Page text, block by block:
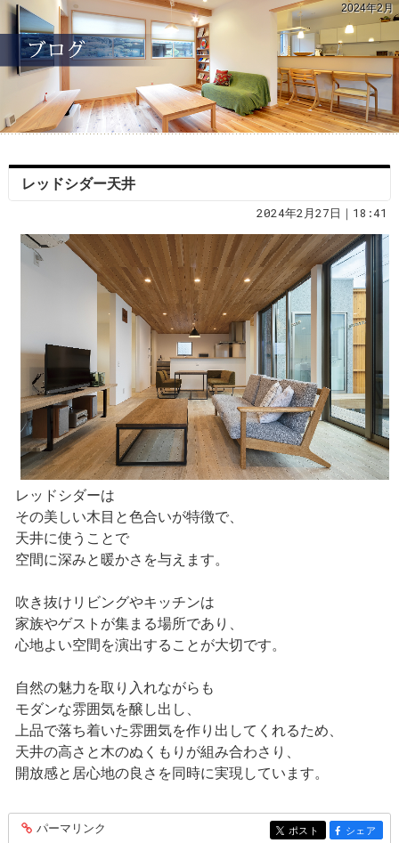
2024年2月
レッドシダー天井
2024年2月27日｜18:41
レッドシダーは
その美しい木目と色合いが特徴で、
天井に使うことで
空間に深みと暖かさを与えます。
吹き抜けリビングやキッチンは
家族やゲストが集まる場所であり、
心地よい空間を演出することが大切です。
自然の魅力を取り入れながらも
モダンな雰囲気を醸し出し、
上品で落ち着いた雰囲気を作り出してくれるため、
天井の高さと木のぬくもりが組み合わさり、
開放感と居心地の良さを同時に実現しています。
entry241
パーマリンク entry241
ポスト entry241
シェア